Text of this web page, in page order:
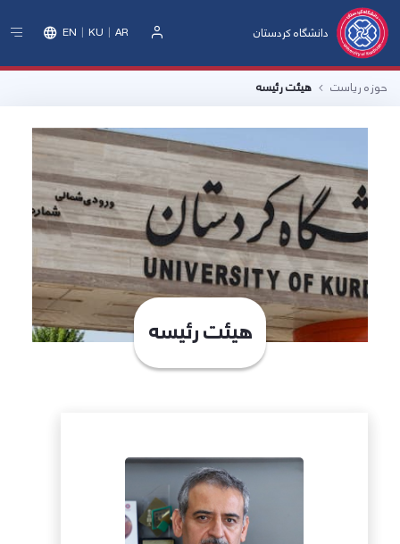
دانشگاه کردستان EN KU AR
حوزه ریاست هیئت رئیسه
هیئت رئیسه